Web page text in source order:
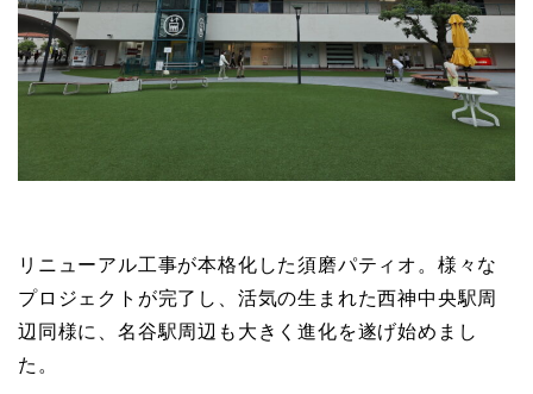
リニューアル工事が本格化した須磨パティオ。様々な
プロジェクトが完了し、活気の生まれた西神中央駅周
辺同様に、名谷駅周辺も大きく進化を遂げ始めまし
た。